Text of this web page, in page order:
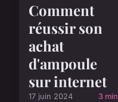
Comment
réussir son
achat
d'ampoule
sur internet
17 juin 2024 3 min